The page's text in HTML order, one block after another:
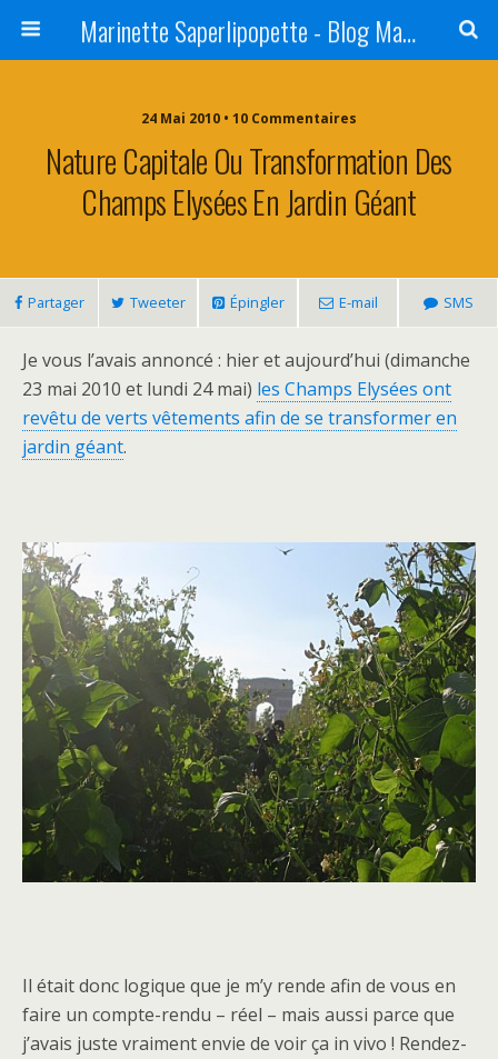
Marinette Saperlipopette - Blog Maman Angers Lifestyle - Ex Expat Montréal
24 Mai 2010 • 10 Commentaires
Nature Capitale Ou Transformation Des
Champs Elysées En Jardin Géant
Partager Tweeter Épingler E-mail SMS
Je vous l’avais annoncé : hier et aujourd’hui (dimanche
23 mai 2010 et lundi 24 mai) les Champs Elysées ont
revêtu de verts vêtements afin de se transformer en
jardin géant.
Il était donc logique que je m’y rende afin de vous en
faire un compte-rendu – réel – mais aussi parce que
j’avais juste vraiment envie de voir ça in vivo ! Rendez-